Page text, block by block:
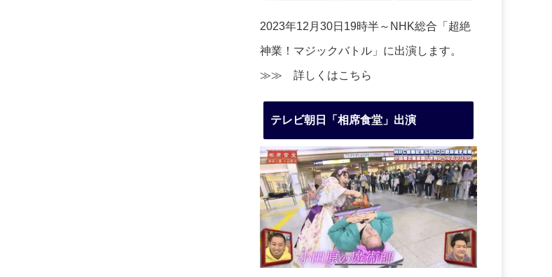
2023年12月30日19時半～NHK総合「超絶
神業！マジックバトル」に出演します。
≫≫ 詳しくはこちら
テレビ朝日「相席食堂」出演